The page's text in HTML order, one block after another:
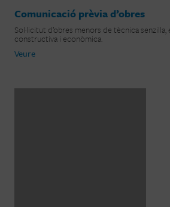
Comunicació prèvia d’obres
Sol·licitut d’obres menors de tècnica
constructiva i econòmica.
Veure